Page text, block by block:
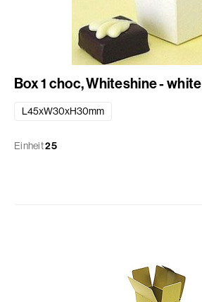
Box 1 choc, Whiteshine - white
L45xW30xH30mm
Einheit25